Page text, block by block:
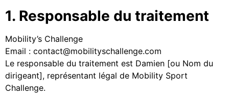
1. Responsable du traitement
Mobility’s Challenge
Email : contact@mobilityschallenge.com
Le responsable du traitement est Damien [ou Nom du
dirigeant], représentant légal de Mobility Sport
Challenge.